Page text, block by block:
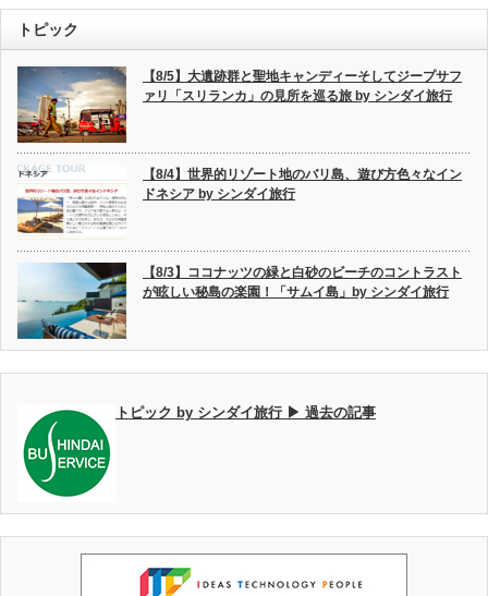
トピック
【8/5】大遺跡群と聖地キャンディーそしてジープサフ
ァリ「スリランカ」の見所を巡る旅 by シンダイ旅行
【8/4】世界的リゾート地のバリ島、遊び方色々なイン
ドネシア by シンダイ旅行
【8/3】ココナッツの緑と白砂のビーチのコントラスト
が眩しい秘島の楽園！「サムイ島」by シンダイ旅行
トピック by シンダイ旅行 ▶ 過去の記事